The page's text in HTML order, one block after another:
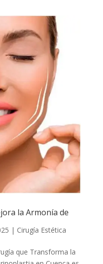
la Armonía de
| Cirugía Estética
que Transforma la